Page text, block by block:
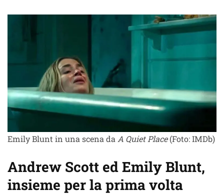
Emily Blunt in una scena da A Quiet Place(Foto: IMDb)
Andrew Scott ed Emily Blunt,
insieme per la prima volta